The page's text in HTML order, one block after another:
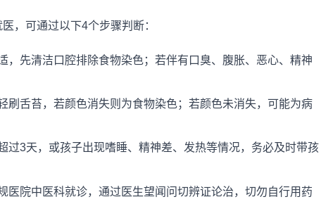
，可通过以下4个步骤判断：
，先清洁口腔排除食物染色；若伴有口臭、腹胀、恶心、精神
刷舌苔，若颜色消失则为食物染色；若颜色未消失，可能为病
过3天，或孩子出现嗜睡、精神差、发热等情况，务必及时带孩
医院中医科就诊，通过医生望闻问切辨证论治，切勿自行用药